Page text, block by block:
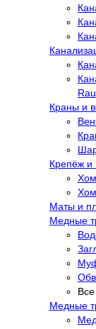
Краны и
Крепёж и
Маты и
Медные
Медные